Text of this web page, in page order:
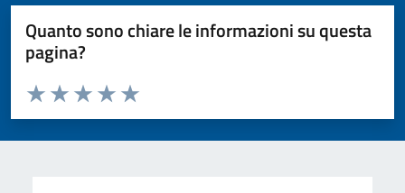
Quanto sono chiare le informazioni su questa
pagina?
Valuta da 1 a 5 stelle la pagina
Valuta 5 stelle su 5
Valuta 4 stelle su 5
Valuta 3 stelle su 5
Valuta 2 stelle su 5
Valuta 1 stelle su 5